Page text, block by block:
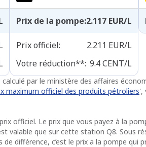
Prix de la pompe:2.117 EUR/L
Prix officiel: 2.211 EUR/L
Votre réduction**: 9.4CENT/L
par le ministère des affaires
maximum officiel des produits pétroliers',
officiel. Le prix que vous payez à la
valable que sur cette station Q8. Sous
différence, c’est le prix a la pompe qui